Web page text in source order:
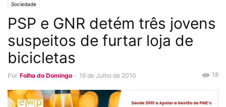
Sociedade
PSP e GNR detém três jovens
suspeitos de furtar loja de
bicicletas
Por Folha do Domingo - 19 de Julho de 2010 18